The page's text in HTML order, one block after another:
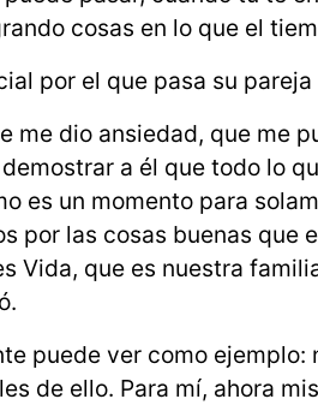
cosas en lo que el
por el que pasa su
me dio ansiedad, que me
a él que todo lo
es un momento para
por las cosas buenas que
Vida, que es nuestra
puede ver como ejemplo:
de ello. Para mí, ahora